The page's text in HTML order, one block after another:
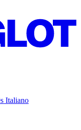
Italiano